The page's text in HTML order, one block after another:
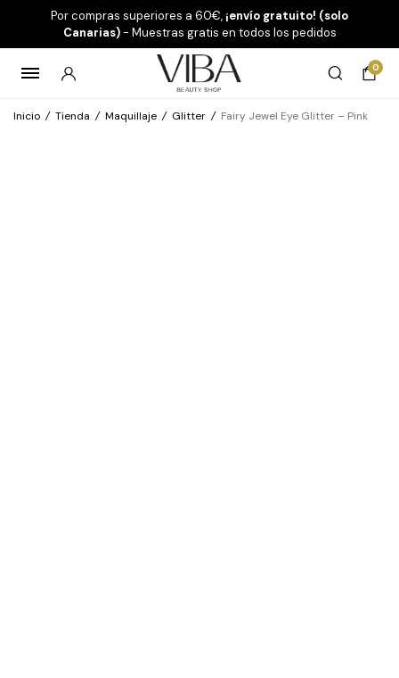
Por compras superiores a 60€, ¡envío gratuito! (solo
Canarias)- Muestras gratis en todos los pedidos
0
Inicio / Tienda / Maquillaje / Glitter / Fairy Jewel Eye Glitter – Pink